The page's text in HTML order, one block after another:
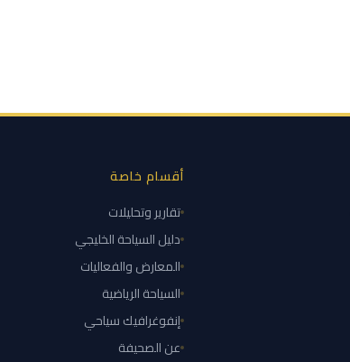
أقسام خاصة
تقارير وتحليلات
دليل السياحة الخليجي
المعارض والفعاليات
السياحة الرياضية
إنفوغرافيك سياحي
عن الصحيفة